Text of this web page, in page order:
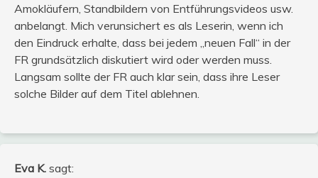
Amokläufern, Standbildern von Entführungsvideos usw.
anbelangt. Mich verunsichert es als Leserin, wenn ich
den Eindruck erhalte, dass bei jedem „neuen Fall“ in der
FR grundsätzlich diskutiert wird oder werden muss.
Langsam sollte der FR auch klar sein, dass ihre Leser
solche Bilder auf dem Titel ablehnen.
Eva K. sagt: